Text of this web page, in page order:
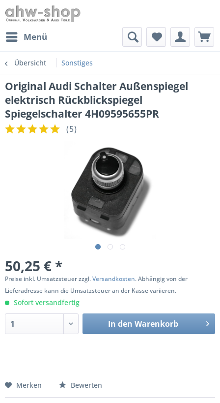
Menü
Übersicht Sonstiges
Original Audi Schalter Außenspiegel
elektrisch Rückblickspiegel
Spiegelschalter 4H09595655PR
(5)
50,25 € *
Preise inkl. Umsatzsteuer zzgl.Versandkosten. Abhängig von der
Lieferadresse kann die Umsatzsteuer an der Kasse variieren.
Sofort versandfertig
In den Warenkorb
Merken Bewerten